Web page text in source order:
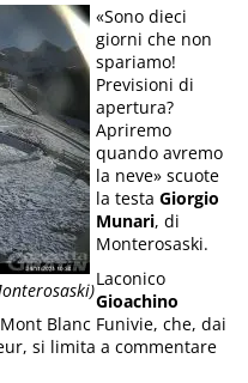
«Sono dieci
giorni che non
spariamo!
Previsioni di
apertura?
Apriremo
quando avremo
la neve» scuote
la testaGiorgio
Munari, di
Monterosaski.
Laconico
Gioachino
Blanc Funivie, che, dai
si limita a commentare